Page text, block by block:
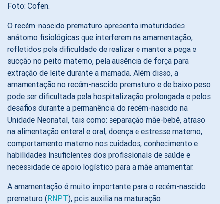
Foto: Cofen.
O recém-nascido prematuro apresenta imaturidades
anátomo fisiológicas que interferem na amamentação,
refletidos pela dificuldade de realizar e manter a pega e
sucção no peito materno, pela ausência de força para
extração de leite durante a mamada. Além disso, a
amamentação no recém-nascido prematuro e de baixo peso
pode ser dificultada pela hospitalização prolongada e pelos
desafios durante a permanência do recém-nascido na
Unidade Neonatal, tais como: separação mãe-bebê, atraso
na alimentação enteral e oral, doença e estresse materno,
comportamento materno nos cuidados, conhecimento e
habilidades insuficientes dos profissionais de saúde e
necessidade de apoio logístico para a mãe amamentar.
A amamentação é muito importante para o recém-nascido
prematuro (RNPT), pois auxilia na maturação